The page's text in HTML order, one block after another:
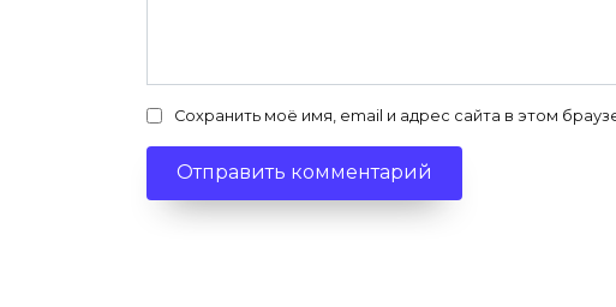
Сохранить моё имя, email и адрес сайта в этом